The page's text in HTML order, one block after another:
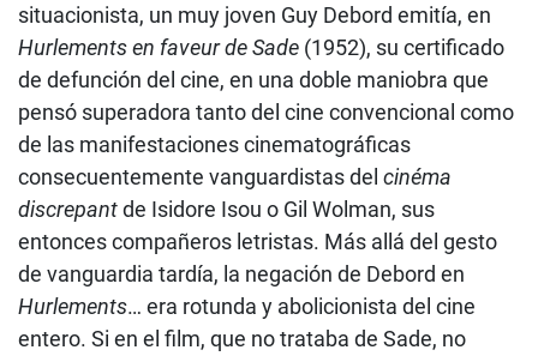
situacionista, un muy joven Guy Debord emitía, en
Hurlementsen faveur de Sade (1952), su certificado
de defunción del cine, en una doble maniobra que
pensó superadora tanto del cine convencional como
de las manifestaciones cinematográficas
consecuentemente vanguardistas del cinéma
discrepantde Isidore Isou o Gil Wolman, sus
entonces compañeros letristas. Más allá del gesto
de vanguardia tardía, la negación de Debord en
Hurlements… era rotunda y abolicionista del cine
entero. Si en el film, que no trataba de Sade, no